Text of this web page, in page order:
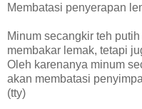
Membatasi penyerapan
Minum secangkir teh
membakar lemak, tetapi
Oleh karenanya minum
akan membatasi
(tty)